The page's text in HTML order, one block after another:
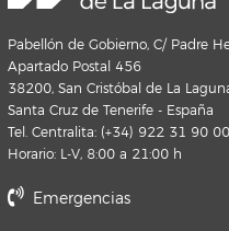
Pabellón de Gobierno, C/ Padre
Apartado Postal 456
38200, San Cristóbal de La
Santa Cruz de Tenerife - España
Tel. Centralita: (+34) 922 31 90 00
Horario: L-V, 8:00 a 21:00 h
Emergencias